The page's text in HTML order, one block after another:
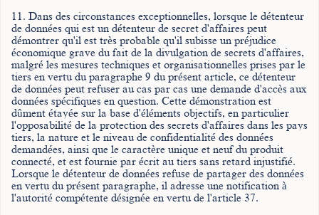
11. Dans des circonstances exceptionnelles, lorsque le détenteur
de données qui est un détenteur de secret d'affaires peut
démontrer qu'il est très probable qu'il subisse un préjudice
économique grave du fait de la divulgation de secrets d'affaires,
malgré les mesures techniques et organisationnelles prises par le
tiers en vertu du paragraphe 9 du présent article, ce détenteur
de données peut refuser au cas par cas une demande d'accès aux
données spécifiques en question. Cette démonstration est
dûment étayée sur la base d'éléments objectifs, en particulier
l'opposabilité de la protection des secrets d'affaires dans les pays
tiers, la nature et le niveau de confidentialité des données
demandées, ainsi que le caractère unique et neuf du produit
connecté, et est fournie par écrit au tiers sans retard injustifié.
Lorsque le détenteur de données refuse de partager des données
en vertu du présent paragraphe, il adresse une notification à
l'autorité compétente désignée en vertu de l'article 37.